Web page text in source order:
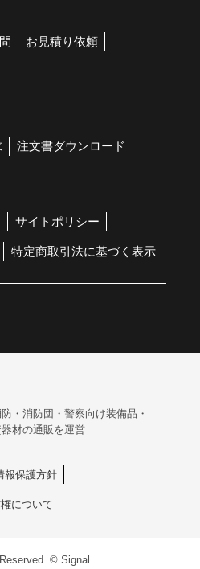
お見積り依頼
注文書ダウンロード
サイトポリシー
特定商取引法に基づく表示
・消防団・警察向け装備品・
器材の通販を運営
報保護方針
について
© Signal